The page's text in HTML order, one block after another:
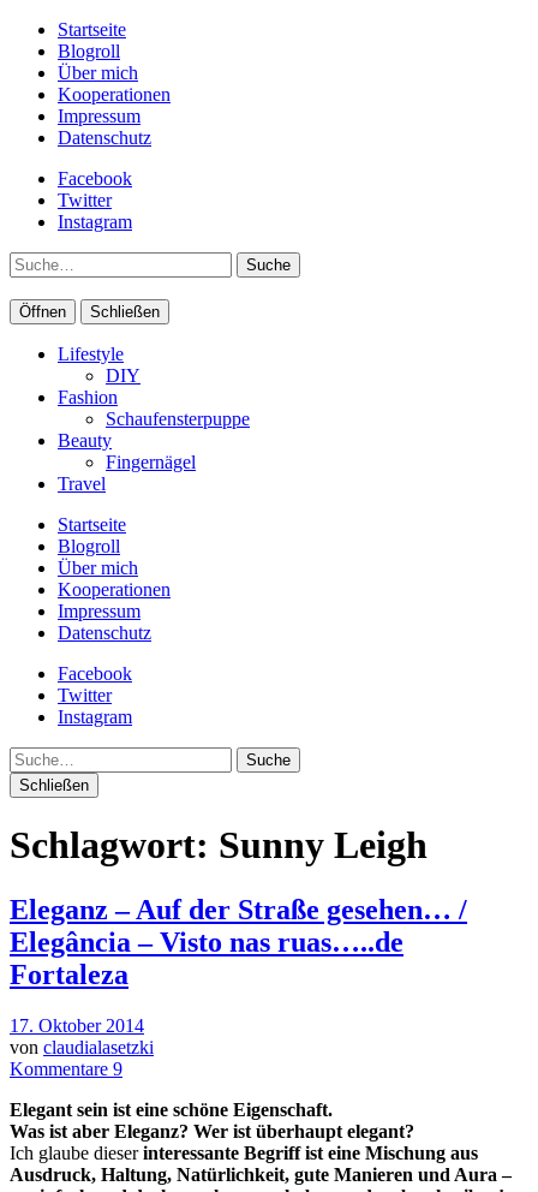
Startseite
Blogroll
Über mich
Kooperationen
Impressum
Datenschutz
Facebook
Twitter
Instagram
Suche
Öffnen Schließen
Lifestyle
DIY
Fashion
Schaufensterpuppe
Beauty
Fingernägel
Travel
Startseite
Blogroll
Über mich
Kooperationen
Impressum
Datenschutz
Facebook
Twitter
Instagram
Suche
Schließen
Schlagwort: Sunny Leigh
Eleganz – Auf der Straße gesehen… /
Elegância – Visto nas ruas…..de
Fortaleza
17. Oktober 2014
von claudialasetzki
Kommentare 9
Elegant sein ist eine schöne Eigenschaft.
Was ist aber Eleganz? Wer ist überhaupt elegant?
Ich glaube dieserinteressante Begriff ist eine Mischung aus
Ausdruck, Haltung, Natürlichkeit, gute Manieren und Aura –